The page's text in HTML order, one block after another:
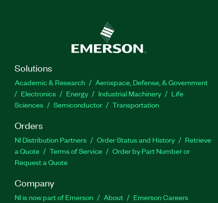
Solutions
Academic & Research
Aerospace, Defense, & Government
Electronics
Energy Industrial Machinery
Life
Sciences
Semiconductor Transportation
Orders
NI Distribution Partners Order Status and History
Retrieve
a Quote
Terms of Service
Order by Part Number or
Request a Quote
Company
NI is now part of Emerson About
Emerson Careers